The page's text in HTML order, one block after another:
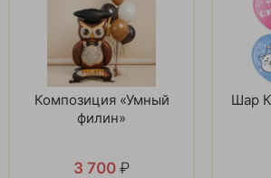
Композиция «Умный
филин»
3 700 ₽
Шар